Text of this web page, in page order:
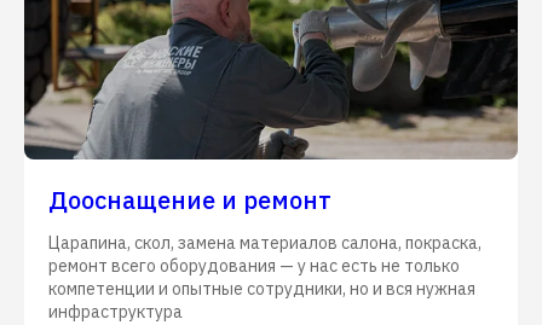
Дооснащение и ремонт
Царапина, скол, замена материалов салона, покраска,
ремонт всего оборудования — у нас есть не только
компетенции и опытные сотрудники, но и вся нужная
инфраструктура